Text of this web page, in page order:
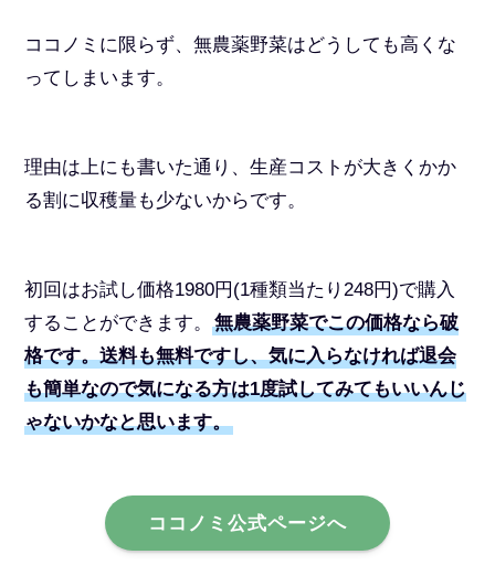
ココノミに限らず、無農薬野菜はどうしても高くな
ってしまいます。
理由は上にも書いた通り、生産コストが大きくかか
る割に収穫量も少ないからです。
初回はお試し価格1980円(1種類当たり248円)で購入
することができます。無農薬野菜でこの価格なら破
格です。送料も無料ですし、気に入らなければ退会
も簡単なので気になる方は1度試してみてもいいんじ
ゃないかなと思います。
ココノミ公式ページへ